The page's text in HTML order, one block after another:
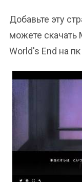
Добавьте эту
можете скачать
World's End на